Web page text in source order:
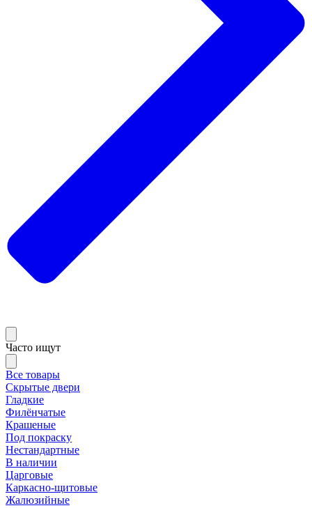
Часто ищут
Все товары
Скрытые двери
Гладкие
Филёнчатые
Крашеные
Под покраску
Нестандартные
В наличии
Царговые
Каркасно-щитовые
Жалюзийные